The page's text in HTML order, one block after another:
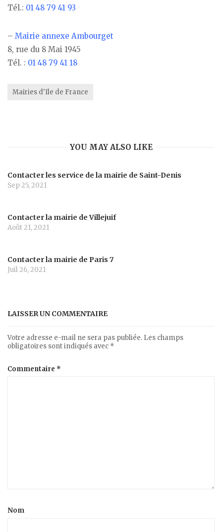
Tél.: 01 48 79 41 93
– Mairie annexe Ambourget
8, rue du 8 Mai 1945
Tél. : 01 48 79 41 18
Mairies d'Ile de France
YOU MAY ALSO LIKE
Contacter les service de la mairie de Saint-Denis
Sep 25, 2021
Contacter la mairie de Villejuif
Août 21, 2021
Contacter la mairie de Paris 7
Juil 26, 2021
LAISSER UN COMMENTAIRE
Votre adresse e-mail ne sera pas publiée. Les champs
obligatoires sont indiqués avec *
Commentaire *
Nom